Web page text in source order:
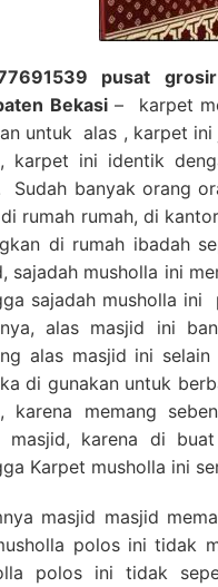
pusat
Bekasi– karpet
untuk alas , karpet
karpet ini identik
Sudah banyak orang
rumah rumah, di
di rumah ibadah
sajadah musholla ini
sajadah musholla
alas masjid ini
alas masjid ini
di gunakan untuk
karena memang
masjid, karena di
Karpet musholla ini
masjid masjid
polos ini tidak
polos ini tidak